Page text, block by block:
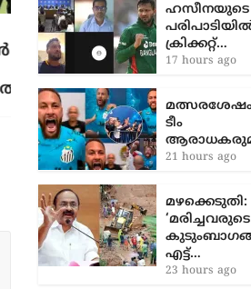
നാല് പേരെ
കലർത്തി നൽകി
കവർച്ച; മൂന്ന് സ്ത്രീകൾ
2 years ago
ഹസീനയുടെ
ക്രിക്കറ്റ്…
17 hours ago
ടീം
21 hours ago
മഴക്കെടുതി:
‘മരിച്ചവരുടെ
എട്ട്…
23 hours ago